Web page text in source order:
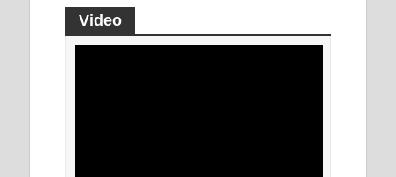
Video